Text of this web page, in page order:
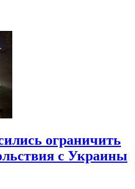
ограничить
с Украины